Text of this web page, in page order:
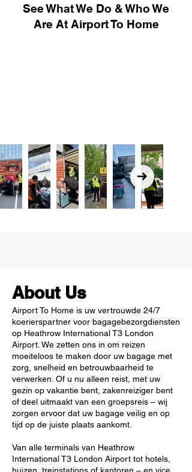
See What We Do & Who We
Are At Airport To Home
About Us
Airport To Home is uw vertrouwde 24/7
koerierspartner voor bagagebezorgdiensten
op Heathrow International T3 London
Airport. We zetten ons in om reizen
moeiteloos te maken door uw bagage met
zorg, snelheid en betrouwbaarheid te
verwerken. Of u nu alleen reist, met uw
gezin op vakantie bent, zakenreiziger bent
of deel uitmaakt van een groepsreis – wij
zorgen ervoor dat uw bagage veilig en op
tijd op de juiste plaats aankomt.
Van alle terminals van Heathrow
International T3 London Airport tot hotels,